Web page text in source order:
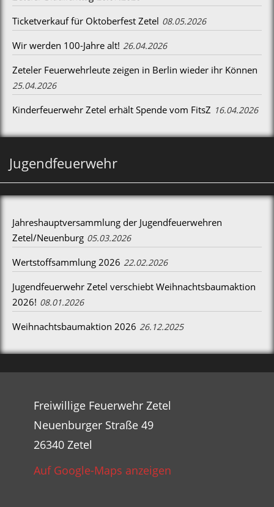
Ticketverkauf für Oktoberfest Zetel 08.05.2026
Wir werden 100-Jahre alt! 26.04.2026
Zeteler Feuerwehrleute zeigen in Berlin wieder ihr Können
25.04.2026
Kinderfeuerwehr Zetel erhält Spende vom FitsZ 16.04.2026
Jugendfeuerwehr
Jahreshauptversammlung der Jugendfeuerwehren
Zetel/Neuenburg 05.03.2026
Wertstoffsammlung 2026 22.02.2026
Jugendfeuerwehr Zetel verschiebt Weihnachtsbaumaktion
2026! 08.01.2026
Weihnachtsbaumaktion 2026 26.12.2025
Freiwillige Feuerwehr Zetel
Neuenburger Straße 49
26340 Zetel
Auf Google-Maps anzeigen